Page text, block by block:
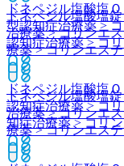
ドネペジル塩酸塩
型認知症治療薬 >
認知症治療薬 > コ
ドネペジル塩酸塩
認知症治療薬 > コ
知症治療薬 > コリ
ドネペジル塩酸塩
治療薬 > コリンエ
療薬 > コリンエス
ドネペジル塩酸塩
治療薬 > コリンエ
療薬 > コリンエス